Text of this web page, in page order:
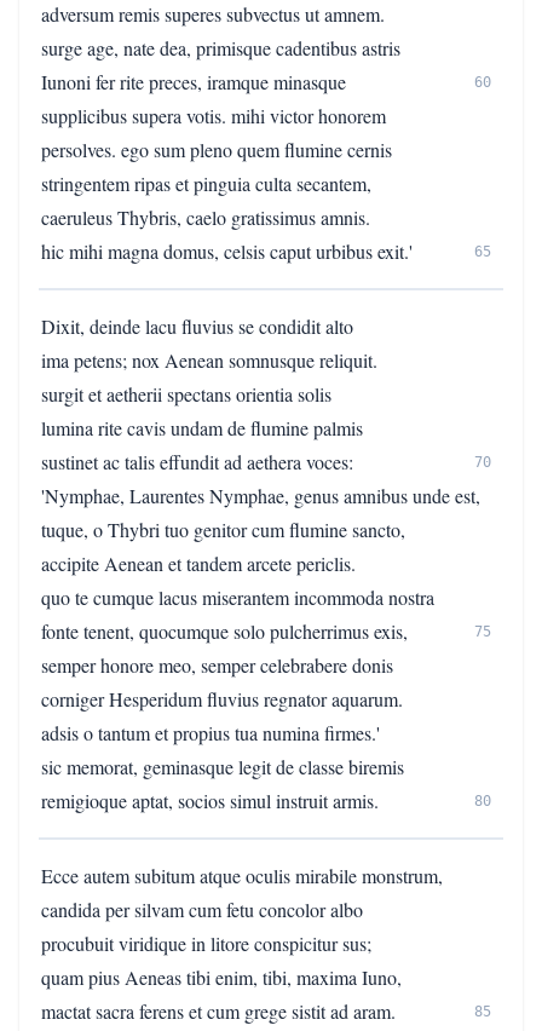
adversum remis superes subvectus ut amnem.
surge age, nate dea, primisque cadentibus astris
Iunoni fer rite preces, iramque minasque
60
supplicibus supera votis. mihi victor honorem
persolves. ego sum pleno quem flumine cernis
stringentem ripas et pinguia culta secantem,
caeruleus Thybris, caelo gratissimus amnis.
hic mihi magna domus, celsis caput urbibus exit.'
65
Dixit, deinde lacu fluvius se condidit alto
ima petens; nox Aenean somnusque reliquit.
surgit et aetherii spectans orientia solis
lumina rite cavis undam de flumine palmis
sustinet ac talis effundit ad aethera voces:
70
'Nymphae, Laurentes Nymphae, genus amnibus unde est,
tuque, o Thybri tuo genitor cum flumine sancto,
accipite Aenean et tandem arcete periclis.
quo te cumque lacus miserantem incommoda nostra
fonte tenent, quocumque solo pulcherrimus exis,
75
semper honore meo, semper celebrabere donis
corniger Hesperidum fluvius regnator aquarum.
adsis o tantum et propius tua numina firmes.'
sic memorat, geminasque legit de classe biremis
remigioque aptat, socios simul instruit armis.
80
Ecce autem subitum atque oculis mirabile monstrum,
candida per silvam cum fetu concolor albo
procubuit viridique in litore conspicitur sus;
quam pius Aeneas tibi enim, tibi, maxima Iuno,
mactat sacra ferens et cum grege sistit ad aram.
85